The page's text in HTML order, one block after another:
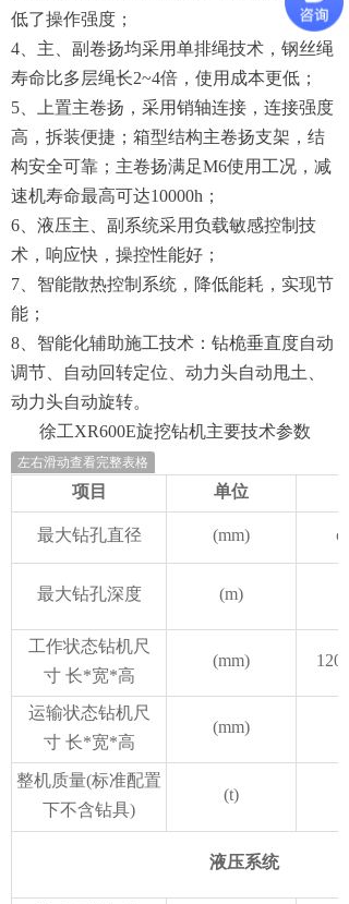
低了操作强度；
4、主、副卷扬均采用单排绳技术，钢丝绳
寿命比多层绳长2~4倍，使用成本更低；
5、上置主卷扬，采用销轴连接，连接强度
高，拆装便捷；箱型结构主卷扬支架，结
构安全可靠；主卷扬满足M6使用工况，减
速机寿命最高可达10000h；
6、液压主、副系统采用负载敏感控制技
术，响应快，操控性能好；
7、智能散热控制系统，降低能耗，实现节
能；
8、智能化辅助施工技术：钻桅垂直度自动
调节、自动回转定位、动力头自动甩土、
动力头自动旋转。
徐工XR600E旋挖钻机主要技术参数
左右滑动查看完整表格
项目
单位
最大钻孔直径 (mm)
最大钻孔深度 (m)
工作状态钻机尺
寸 长*宽*高
(mm)
运输状态钻机尺
寸 长*宽*高
(mm)
整机质量(标准配置
下不含钻具)
(t)
液压系统